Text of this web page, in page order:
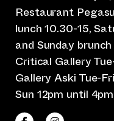
Restaurant
lunch 10.30-15,
and Sunday
Critical Gallery
Gallery Aski Tue-
Sun 12pm until 4pm